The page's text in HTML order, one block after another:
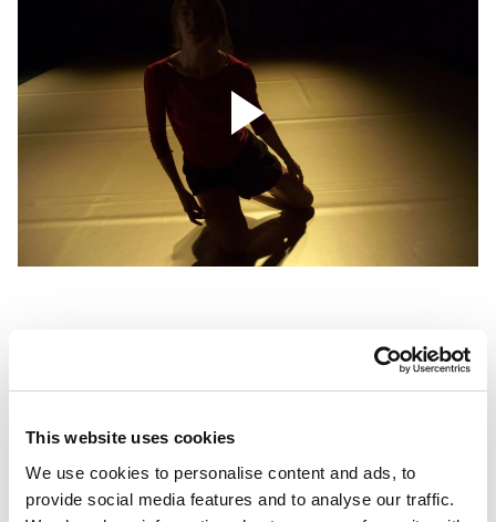
This website uses cookies
We use cookies to personalise content and ads, to
provide social media features and to analyse our traffic.
è diplomata all’Accademia Paolo
Grassi. Ha lavorato come danzatrice per Romeo
Veggetti, Enzo Cosimi, Ariella Vidach. Collabora come
danzatrice per Motus. Ha intrapreso un percorso
autoriale di ricerca sul corpo che porta avanti